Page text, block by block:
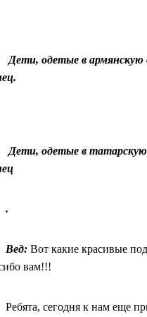
Дети, одетые в
Дети, одетые в
.
Вед: Вот какие красивые
вам!!!
Ребята, сегодня к нам еще